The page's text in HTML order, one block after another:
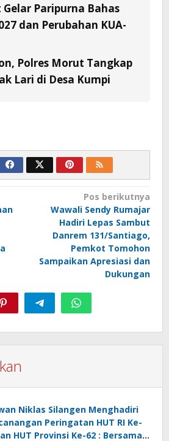
Gelar Paripurna Bahas
dan Perubahan KUA-
Polres Morut Tangkap
Lari di Desa Kumpi
Pos berikutnya
Wawali Sendy Rumajar
Hadiri Lepas Sambut
Danrem 131/Santiago,
Pemkot Tomohon
Sampaikan Apresiasi dan
Dukungan
Niklas Silangen Menghadiri
Peringatan HUT RI Ke-
HUT Provinsi Ke-62 : Bersama